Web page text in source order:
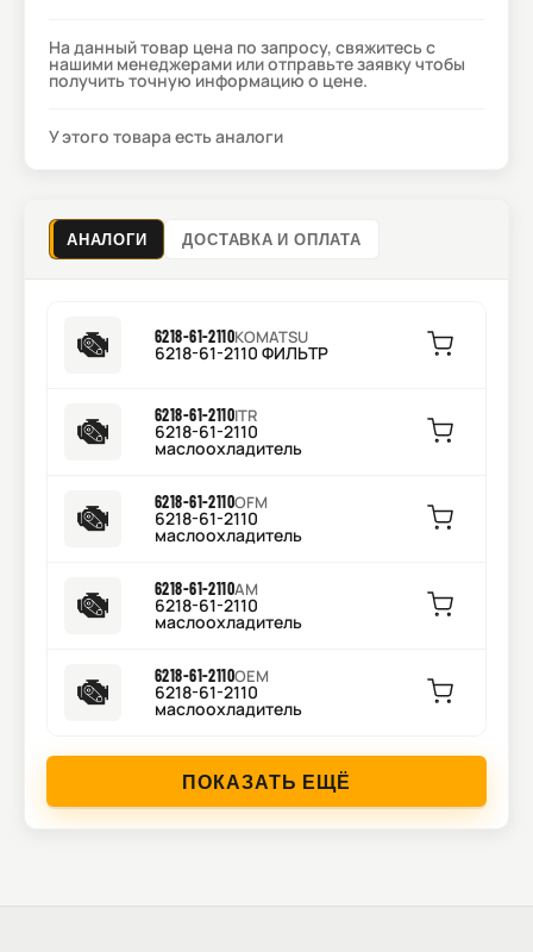
На данный товар цена по запросу, свяжитесь с
нашими менеджерами или отправьте заявку чтобы
получить точную информацию о цене.
У этого товара есть аналоги
АНАЛОГИ ДОСТАВКА И ОПЛАТА
6218-61-2110KOMATSU
6218-61-2110 ФИЛЬТР
6218-61-2110ITR
6218-61-2110
маслоохладитель
6218-61-2110OFM
6218-61-2110
маслоохладитель
6218-61-2110AM
6218-61-2110
маслоохладитель
6218-61-2110OEM
6218-61-2110
маслоохладитель
ПОКАЗАТЬ ЕЩЁ